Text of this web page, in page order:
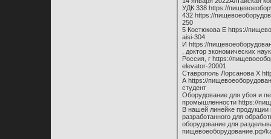
УДК 338 https://
432 https://
250
5 Костюкова Е https://
aisi-304
И https://
, доктор экономических
Россия, г https://
elevator-20001
Ставрополь Лорсанова Х
А https://
студент
Оборудование для убоя и
промышленности https://
В нашей линейке
разработанного для
оборудование для
пищевоеоборудование.рф/